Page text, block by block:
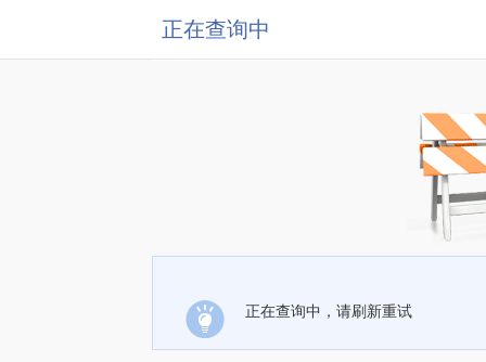
正在查询中
正在查询中，请刷新重试